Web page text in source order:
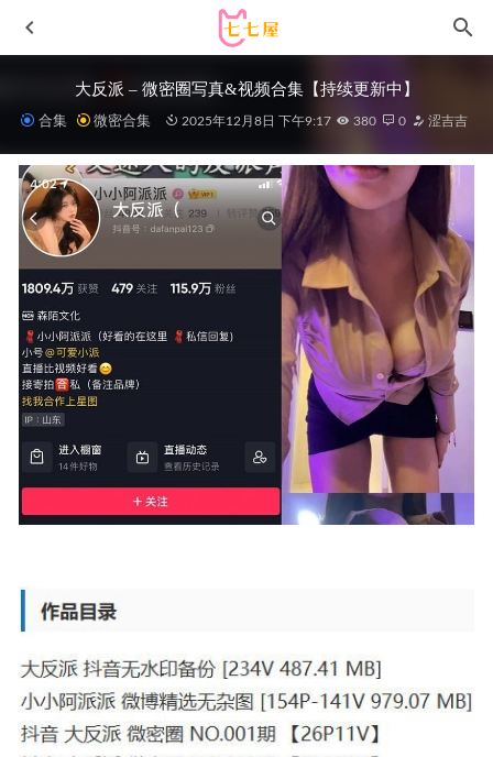
大反派 – 微密圈写真&视频合集【持续更新中】
合集 微密合集 2025年12月8日 下午9:17 380 0 涩吉吉
[Xiuren秀人网]2023.05.19 NO.6774 幼幼[81+1P／724MB]
2023-10-25
起司块wii –NO.29 宫本武藏女仆[51P/457MB]
2022-05-06
[Xiuren秀人网]2023.05.25 NO.6804 陆萱萱[81+1P／804MB]
2023-10-31
星之迟迟 – NO.264 2025年12月计划G 她只是我的妹妹
[94P1V-809MB] 2026-02-01
风之领域 – NO.093 蓝色死库水&白丝[35P169M]
2022-11-07